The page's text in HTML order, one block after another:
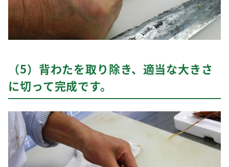
（5）背わたを取り除き、適当な大きさ
に切って完成です。